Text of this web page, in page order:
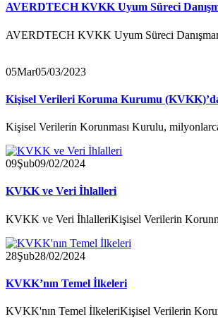
AVERDTECH KVKK Uyum Süreci
AVERDTECH KVKK Uyum Süreci
05Mar05/03/2023
Kişisel Verileri Koruma Kurumu
Kişisel Verilerin Korunması Kurulu,
09Şub09/02/2024
KVKK ve Veri İhlalleri
KVKK ve Veri İhlalleriKişisel Verilerin
28Şub28/02/2024
KVKK’nın Temel İlkeleri
KVKK'nın Temel İlkeleriKişisel Verilerin